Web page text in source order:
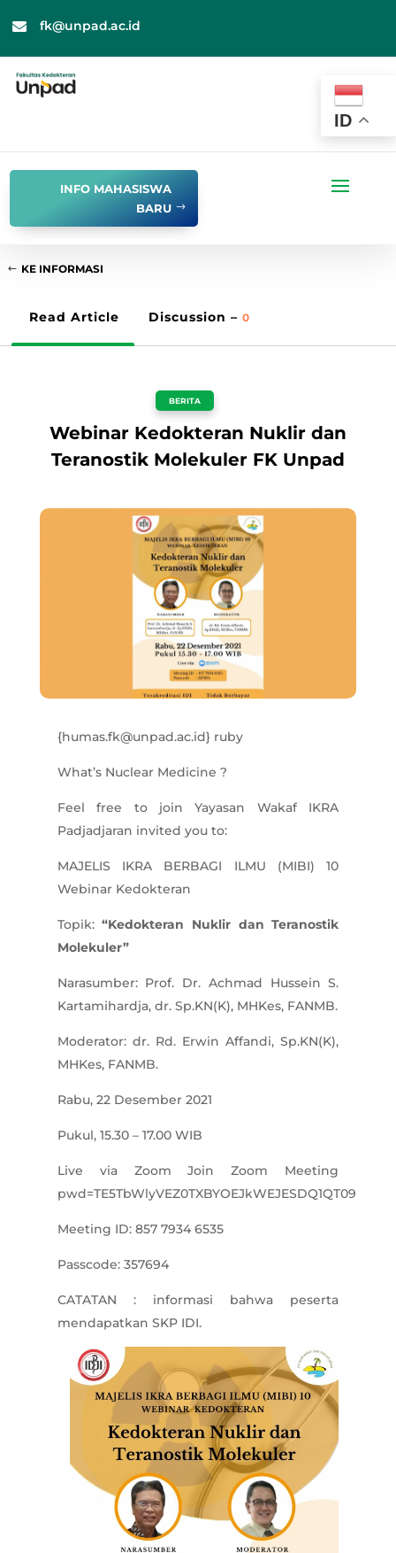
 fk@unpad.ac.id
ID
INFO MAHASISWA
BARU
KE INFORMASI
Read Article Discussion – 0
BERITA
Webinar Kedokteran Nuklir dan
Teranostik Molekuler FK Unpad
{humas.fk@unpad.ac.id} ruby
What’s Nuclear Medicine ?
Feel free to join Yayasan Wakaf IKRA
Padjadjaran invited you to:
MAJELIS IKRA BERBAGI ILMU (MIBI) 10
Webinar Kedokteran
Topik:“Kedokteran Nuklir dan Teranostik
Molekuler”
Narasumber: Prof. Dr. Achmad Hussein S.
Kartamihardja, dr. Sp.KN(K), MHKes, FANMB.
Moderator: dr. Rd. Erwin Affandi, Sp.KN(K),
MHKes, FANMB.
Rabu, 22 Desember 2021
Pukul, 15.30 – 17.00 WIB
Live via Zoom Join Zoom Meeting
pwd=TE5TbWlyVEZ0TXBYOEJkWEJESDQ1QT09
Meeting ID: 857 7934 6535
Passcode: 357694
CATATAN : informasi bahwa peserta
mendapatkan SKP IDI.